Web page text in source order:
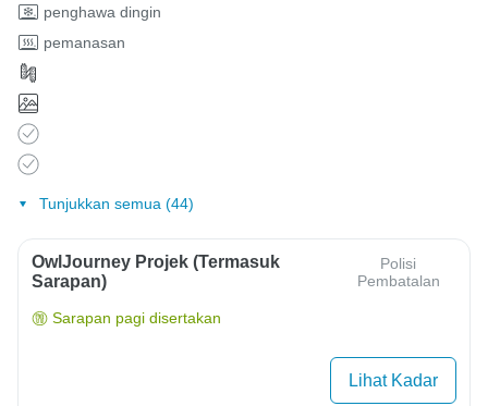
penghawa dingin
pemanasan
Tunjukkan semua (44)
OwlJourney Projek (Termasuk
Sarapan)
Polisi
Pembatalan
Sarapan pagi disertakan
Lihat Kadar